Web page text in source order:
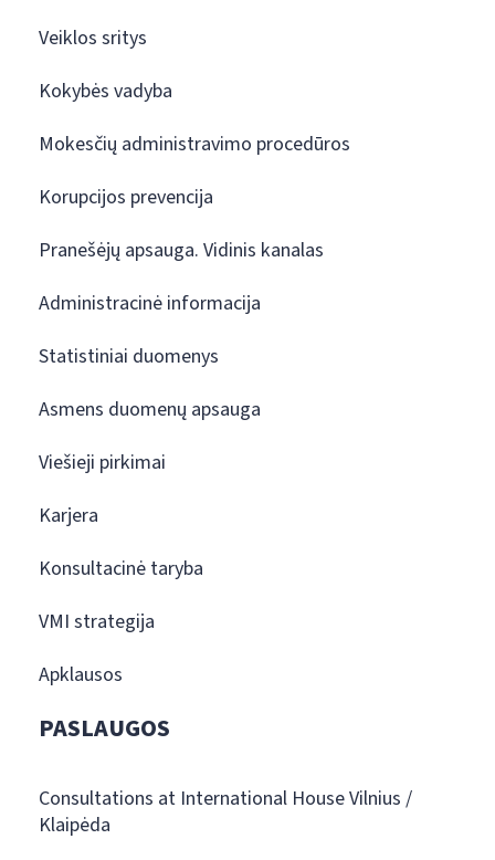
Veiklos sritys
Kokybės vadyba
Mokesčių administravimo procedūros
Korupcijos prevencija
Pranešėjų apsauga. Vidinis kanalas
Administracinė informacija
Statistiniai duomenys
Asmens duomenų apsauga
Viešieji pirkimai
Karjera
Konsultacinė taryba
VMI strategija
Apklausos
PASLAUGOS
Consultations at International House Vilnius /
Klaipėda